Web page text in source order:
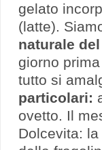
gelato
(latte).
naturale
giorno
tutto si
particolari:
ovetto. Il
Dolcevita: